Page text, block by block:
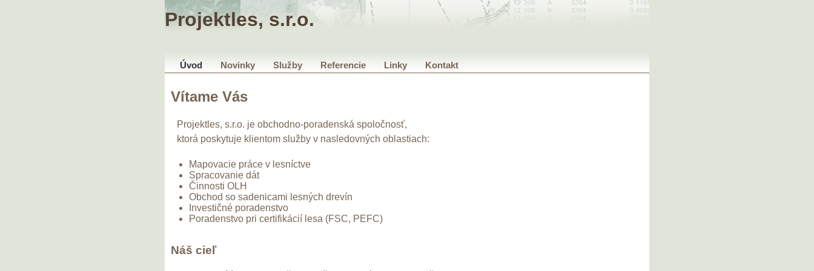
Projektles, s.r.o.
Úvod Novinky Služby Referencie Linky Kontakt
Vítame Vás
Projektles, s.r.o. je obchodno-poradenská spoločnosť,
ktorá poskytuje klientom služby v nasledovných oblastiach:
Mapovacie práce v lesníctve
Spracovanie dát
Činnosti OLH
Obchod so sadenicami lesných drevín
Investičné poradenstvo
Poradenstvo pri certifikácií lesa (FSC, PEFC)
Náš cieľ